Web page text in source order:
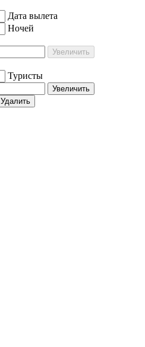
Дата вылета
Ночей
Увеличить
Туристы
Увеличить
Удалить